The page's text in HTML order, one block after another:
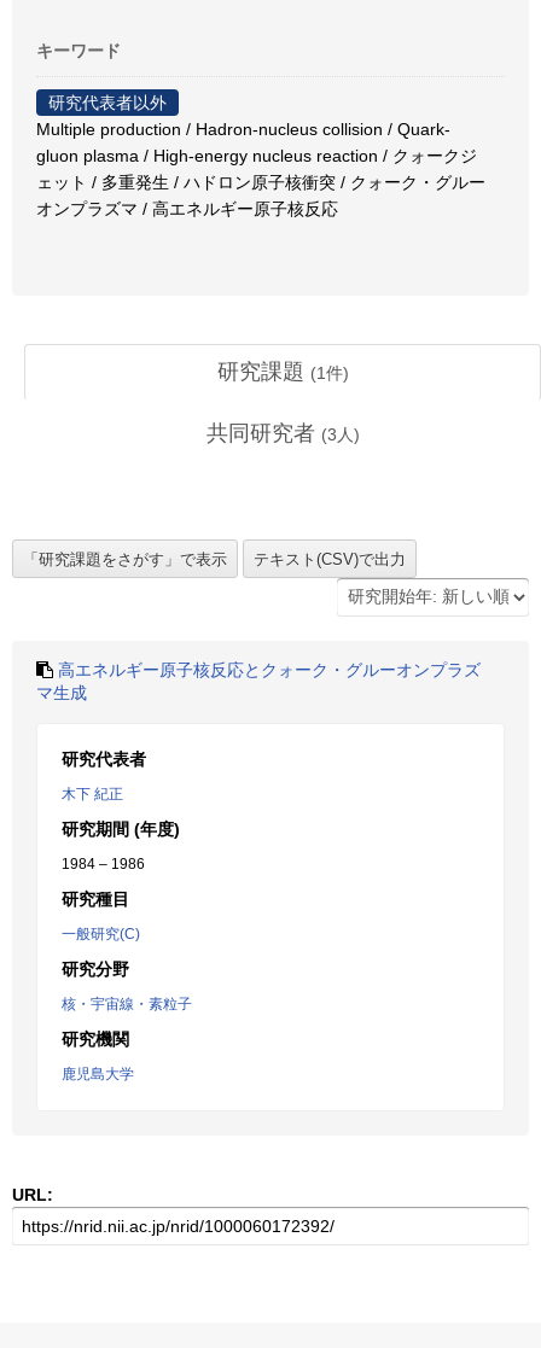
キーワード
研究代表者以外
Multiple production / Hadron-nucleus collision / Quark-
gluon plasma / High-energy nucleus reaction / クォークジ
ェット / 多重発生 / ハドロン原子核衝突 / クォーク・グルー
オンプラズマ / 高エネルギー原子核反応
研究課題 (1件)
共同研究者 (3 人)
高エネルギー原子核反応とクォーク・グルーオンプラズ
マ生成
研究代表者
木下 紀正
研究期間 (年度)
1984 – 1986
研究種目
一般研究(C)
研究分野
核・宇宙線・素粒子
研究機関
鹿児島大学
URL: